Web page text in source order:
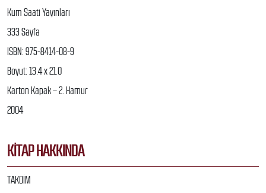
Kum Saati Yayınları
333 Sayfa
ISBN: 975-8414-08-9
Boyut: 13.4 x 21.0
Karton Kapak – 2. Hamur
2004
KITAP HAKKINDA
TAKDİM